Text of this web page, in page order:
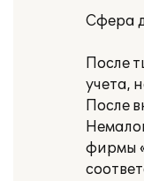
Сфера
После
учета,
После
фирмы